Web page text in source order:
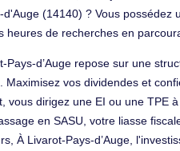
(14140) ? Vous
de recherches en
d’Auge repose sur une
vos dividendes et
dirigez une EI ou une TPE
en SASU, votre liasse
À Livarot-Pays-d’Auge,